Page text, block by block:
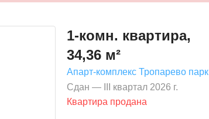
1-комн. квартира,
34,36 м²
Апарт-комплекс Тропарево парк
Сдан — III квартал 2026 г.
Квартира продана